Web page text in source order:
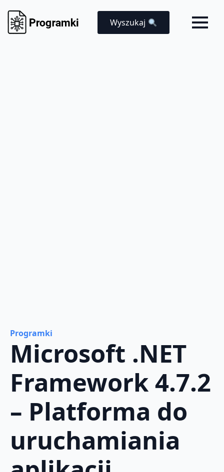
Wyszukaj
Programki
Microsoft .NET
Framework 4.7.2
– Platforma do
uruchamiania